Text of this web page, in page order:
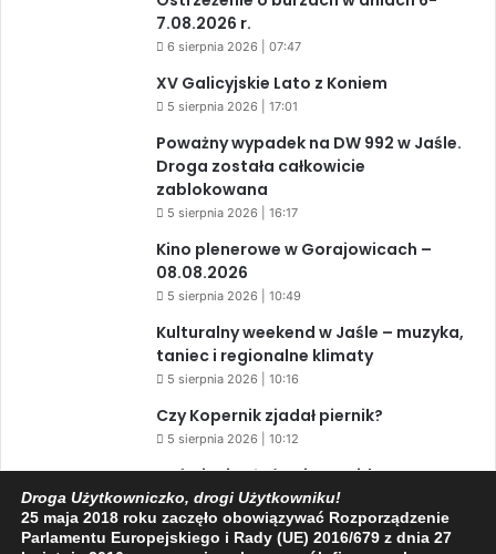
7.08.2026 r.
6 sierpnia 2026 | 07:47
XV Galicyjskie Lato z Koniem
5 sierpnia 2026 | 17:01
Poważny wypadek na DW 992 w Jaśle.
Droga została całkowicie
zablokowana
5 sierpnia 2026 | 16:17
Kino plenerowe w Gorajowicach –
08.08.2026
5 sierpnia 2026 | 10:49
Kulturalny weekend w Jaśle – muzyka,
taniec i regionalne klimaty
5 sierpnia 2026 | 10:16
Czy Kopernik zjadał piernik?
5 sierpnia 2026 | 10:12
Zaćmienie Słońca i Perseidy. Dwa
niesamowite zjawiska astronomiczne
w ciągu jednego dnia!
3 sierpnia 2026 | 15:39
Droga Użytkowniczko, drogi Użytkowniku!
25 maja 2018 roku zaczęło obowiązywać Rozporządzenie
Parlamentu Europejskiego i Rady (UE) 2016/679 z dnia 27